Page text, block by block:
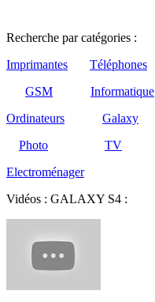
Recherche par catégories :
Imprimantes
Téléphones
GSM
Informatique
Ordinateurs
Galaxy
Photo
TV
Electroménager
Vidéos : GALAXY S4 :